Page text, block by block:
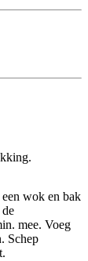
wok en bak
mee. Voeg
Schep